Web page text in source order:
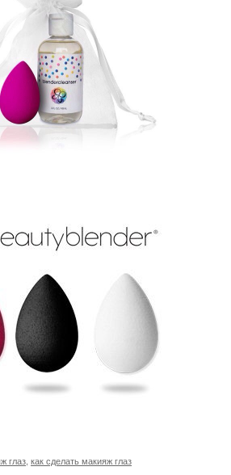
глаз как сделать макияж глаз